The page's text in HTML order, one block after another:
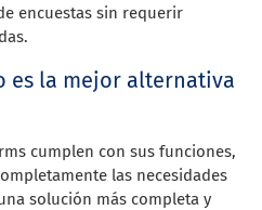
encuestas sin requerir
es la mejor alternativa
cumplen con sus funciones,
las necesidades
solución más completa y